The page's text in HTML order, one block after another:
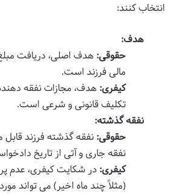
انتخاب کنند:
هدف:
حقوقی: هدف اصلی، دریافت
مالی فرزند است.
کیفری: هدف، مجازات نفقه
تکلیف قانونی و شرعی است.
نفقه گذشته:
حقوقی: نفقه گذشته فرزند
نفقه جاری و آتی از تاریخ
کیفری: در شکایت کیفری، عدم
(مثلاً چند ماه اخیر) می تواند